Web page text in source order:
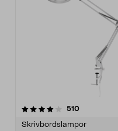
510recensioner
Skrivbordslampor
4.5 av 5 stjärnor